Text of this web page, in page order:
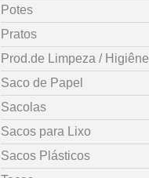
Potes
Pratos
Prod.de Limpeza / Higiêne
Saco de Papel
Sacolas
Sacos para Lixo
Sacos Plásticos